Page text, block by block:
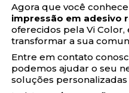
Agora que você
impressão em adesivo
oferecidos pela Vi Color,
transformar a sua
Entre em contato
podemos ajudar o seu
soluções